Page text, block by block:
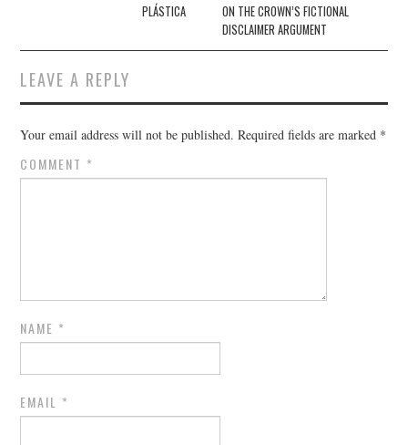
PLÁSTICA
ON THE CROWN’S FICTIONAL
DISCLAIMER ARGUMENT
LEAVE A REPLY
Your email address will not be published. Required fields are marked *
COMMENT *
NAME *
EMAIL *